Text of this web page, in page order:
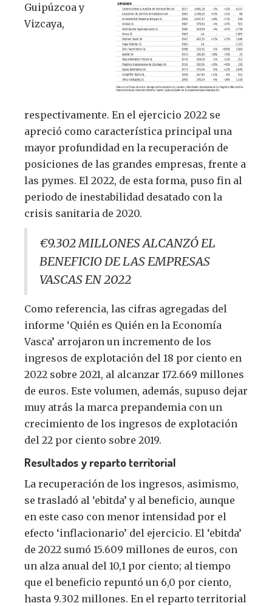
Guipúzcoa y
Vizcaya,
respectivamente. En el ejercicio 2022 se
apreció como característica principal una
mayor profundidad en la recuperación de
posiciones de las grandes empresas, frente a
las pymes. El 2022, de esta forma, puso fin al
periodo de inestabilidad desatado con la
crisis sanitaria de 2020.
€9.302 MILLONES ALCANZÓ EL
BENEFICIO DE LAS EMPRESAS
VASCAS EN 2022
Como referencia, las cifras agregadas del
informe ‘Quién es Quién en la Economía
Vasca’ arrojaron un incremento de los
ingresos de explotación del 18 por ciento en
2022 sobre 2021, al alcanzar 172.669 millones
de euros. Este volumen, además, supuso dejar
muy atrás la marca prepandemia con un
crecimiento de los ingresos de explotación
del 22 por ciento sobre 2019.
Resultados y reparto territorial
La recuperación de los ingresos, asimismo,
se trasladó al ‘ebitda’ y al beneficio, aunque
en este caso con menor intensidad por el
efecto ‘inflacionario’ del ejercicio. El ‘ebitda’
de 2022 sumó 15.609 millones de euros, con
un alza anual del 10,1 por ciento; al tiempo
que el beneficio repuntó un 6,0 por ciento,
hasta 9.302 millones. En el reparto territorial